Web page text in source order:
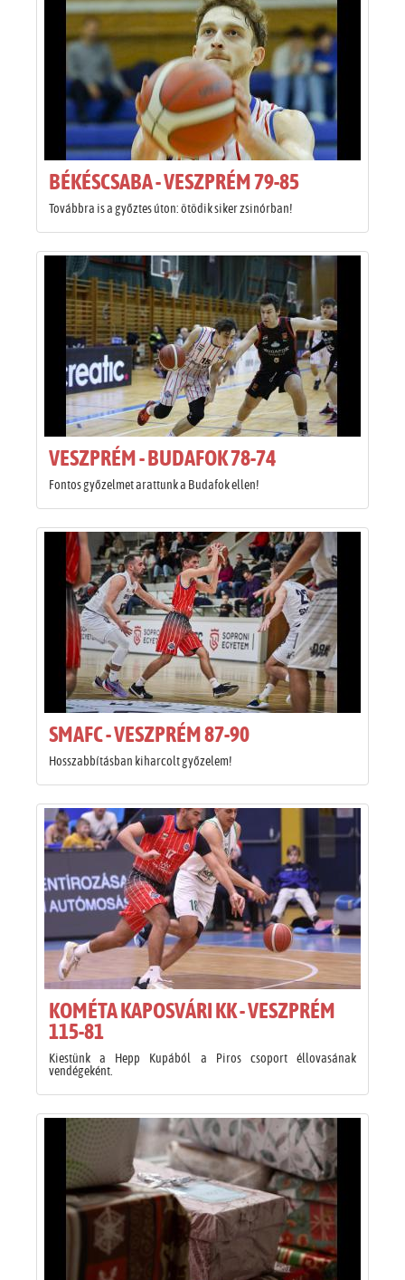
BÉKÉSCSABA - VESZPRÉM 79-85
Továbbra is a győztes úton: ötödik siker zsinórban!
VESZPRÉM - BUDAFOK 78-74
Fontos győzelmet arattunk a Budafok ellen!
SMAFC - VESZPRÉM 87-90
Hosszabbításban kiharcolt győzelem!
KOMÉTA KAPOSVÁRI KK - VESZPRÉM
115-81
Kiestünk a Hepp Kupából a Piros csoport éllovasának
vendégeként.